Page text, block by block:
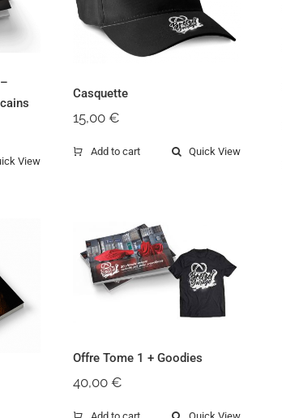
View
Casquette
15,00 €
Add to cart Quick View
Offre Tome 1 +
Goodies
Offre Tome 1 + Goodies
40,00 €